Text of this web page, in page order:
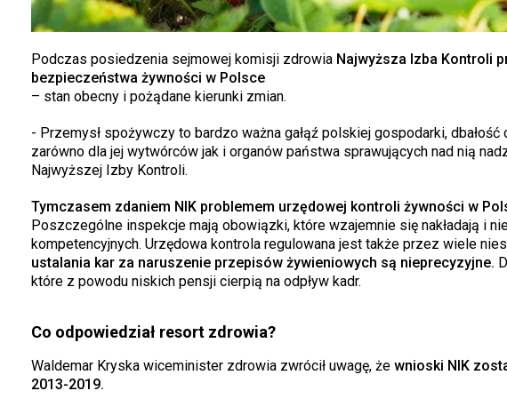
Podczas posiedzenia sejmowej komisji zdrowia Najwyższa Izba Kontroli
bezpieczeństwa żywności w Polsce
– stan obecny i pożądane kierunki zmian.
- Przemysł spożywczy to bardzo ważna gałąź polskiej gospodarki,
zarówno dla jej wytwórców jak i organów państwa sprawujących nad nią
Najwyższej Izby Kontroli.
Tymczasem zdaniem NIK problemem urzędowej kontroli żywności w
Poszczególne inspekcje mają obowiązki, które wzajemnie się nakładają i
kompetencyjnych. Urzędowa kontrola regulowana jest także przez wiele
ustalania kar za naruszenie przepisów żywieniowych są nieprecyzyjne.
które z powodu niskich pensji cierpią na odpływ kadr.
Co odpowiedział resort zdrowia?
Waldemar Kryska wiceminister zdrowia zwrócił uwagę, żewnioski NIK
2013-2019.